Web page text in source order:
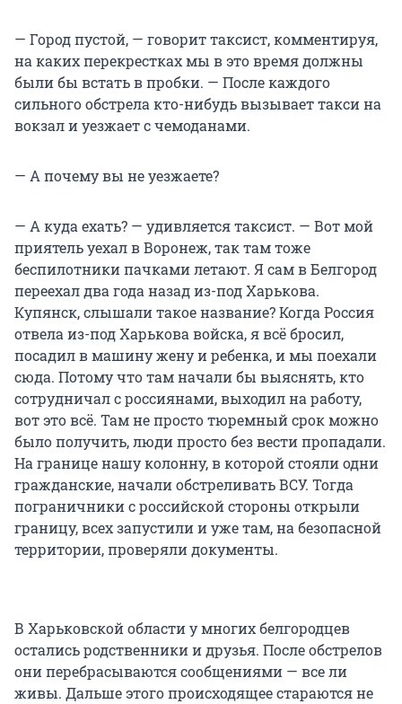
— Город пустой, — говорит таксист, комментируя,
на каких перекрестках мы в это время должны
были бы встать в пробки. — После каждого
сильного обстрела кто-нибудь вызывает такси на
вокзал и уезжает с чемоданами.
— А почему вы не уезжаете?
— А куда ехать? — удивляется таксист. — Вот мой
приятель уехал в Воронеж, так там тоже
беспилотники пачками летают. Я сам в Белгород
переехал два года назад из-под Харькова.
Купянск, слышали такое название? Когда Россия
отвела из-под Харькова войска, я всё бросил,
посадил в машину жену и ребенка, и мы поехали
сюда. Потому что там начали бы выяснять, кто
сотрудничал с россиянами, выходил на работу,
вот это всё. Там не просто тюремный срок можно
было получить, люди просто без вести пропадали.
На границе нашу колонну, в которой стояли одни
гражданские, начали обстреливать ВСУ. Тогда
пограничники с российской стороны открыли
границу, всех запустили и уже там, на безопасной
территории, проверяли документы.
В Харьковской области у многих белгородцев
остались родственники и друзья. После обстрелов
они перебрасываются сообщениями — все ли
живы. Дальше этого происходящее стараются не